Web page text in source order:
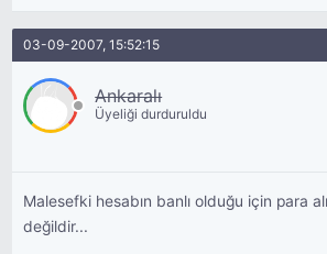
03-09-2007, 15:52:15
Ankaralı
Üyeliği durduruldu
Malesefki hesabın banlı olduğu için para
değildir...